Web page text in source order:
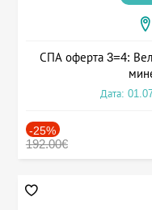
СПА оферта 3=4:
Дата:
-25%
192.00€